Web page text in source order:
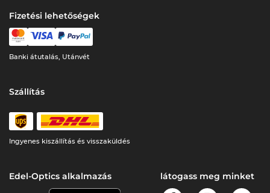
Fizetési lehetőségek
Banki átutalás, Utánvét
Szállítás
Ingyenes kiszállítás és visszaküldés
Edel-Optics alkalmazás látogass meg minket